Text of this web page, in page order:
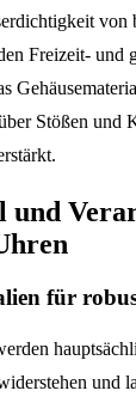
von
Freizeit- und
Stößen und
und
für
und